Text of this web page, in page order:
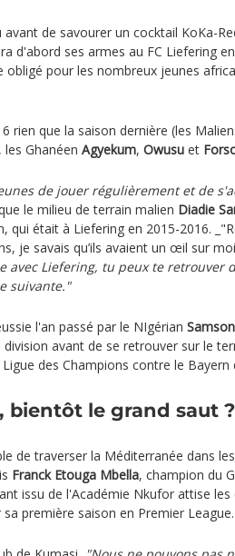
de savourer un cocktail KoKa-
d'abord ses armes au FC Liefering
obligé pour les nombreux jeunes
rien que la saison dernière (les
, les Ghanéen Agyekum, Owusu et
de jouer régulièrement et de
le milieu de terrain malien Diadie
qui était à Liefering en 2015-2016.
je savais qu’ils avaient un œil sur
avec Liefering, tu peux te retrouver
suivante."
l'an passé par le NIgérian
avant de se retrouver sur le
des Champions contre le Bayern
bientôt le grand saut ?
de traverser la Méditerranée dans
Franck Etouga Mbella, champion du
issu de l'Académie Nkufor attise les
première saison en Premier League.